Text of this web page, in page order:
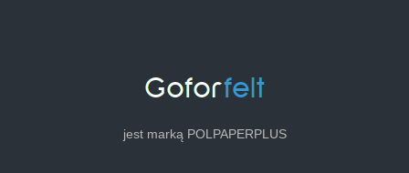
jest marką POLPAPERPLUS